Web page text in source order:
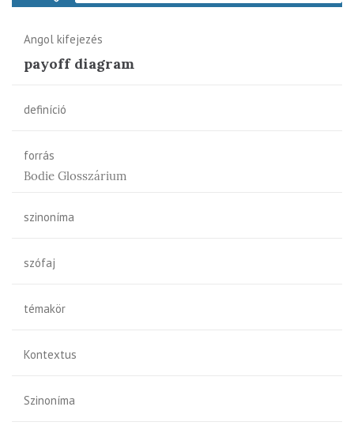
Angol kifejezés
payoff diagram
definíció
forrás
Bodie Glosszárium
szinoníma
szófaj
témakör
Kontextus
Szinoníma